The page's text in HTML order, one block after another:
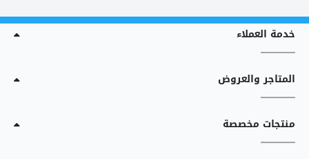
خدمة العملاء
المتاجر والعروض
منتجات مخصصة